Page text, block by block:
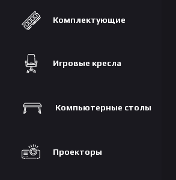
Комплектующие
Игровые кресла
Компьютерные столы
Проекторы